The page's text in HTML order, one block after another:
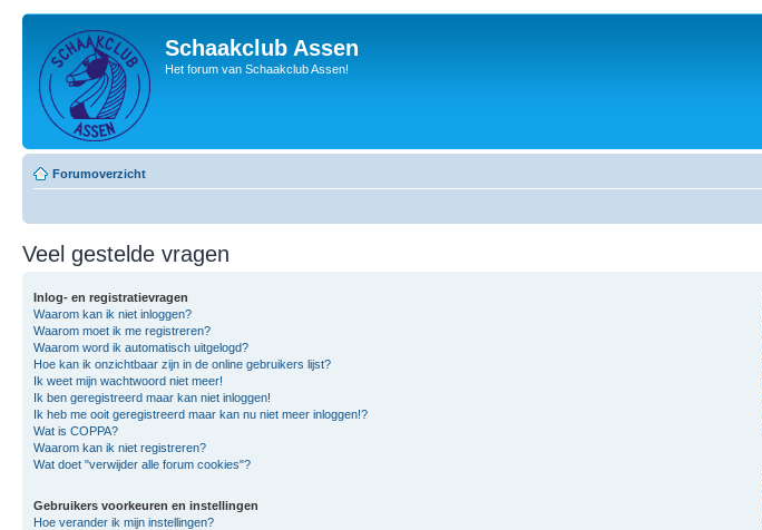
Schaakclub Assen
Het forum van Schaakclub Assen!
Forumoverzicht
Veel gestelde vragen
Inlog- en registratievragen
Waarom kan ik niet inloggen?
Waarom moet ik me registreren?
Waarom word ik automatisch uitgelogd?
Hoe kan ik onzichtbaar zijn in de online gebruikers lijst?
Ik weet mijn wachtwoord niet meer!
Ik ben geregistreerd maar kan niet inloggen!
Ik heb me ooit geregistreerd maar kan nu niet meer inloggen!?
Wat is COPPA?
Waarom kan ik niet registreren?
Wat doet "verwijder alle forum cookies"?
Gebruikers voorkeuren en instellingen
Hoe verander ik mijn instellingen?